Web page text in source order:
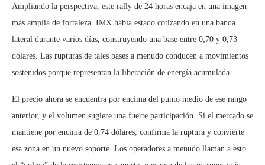
Ampliando la perspectiva, este rally de 24 horas encaja en una imagen
más amplia de fortaleza. IMX había estado cotizando en una banda
lateral durante varios días, construyendo una base entre 0,70 y 0,73
dólares. Las rupturas de tales bases a menudo conducen a movimientos
sostenidos porque representan la liberación de energía acumulada.
El precio ahora se encuentra por encima del punto medio de ese rango
anterior, y el volumen sugiere una fuerte participación. Si el mercado se
mantiene por encima de 0,74 dólares, confirma la ruptura y convierte
esa zona en un nuevo soporte. Los operadores a menudo llaman a esto